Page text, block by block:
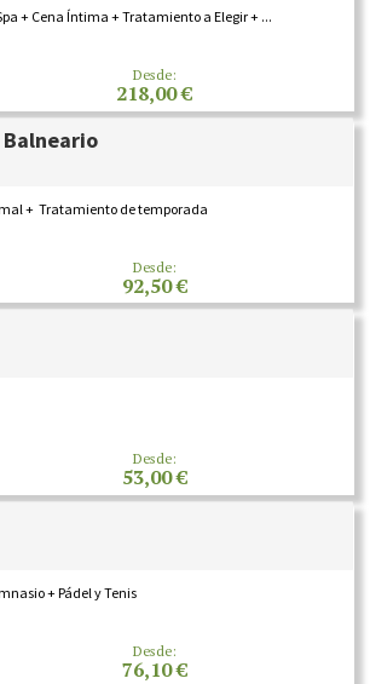
+ Cena Íntima + Tratamiento a Elegir + ...
Desde:
218,00 €
Balneario
+ Tratamiento de temporada
Desde:
92,50 €
Desde:
53,00 €
+ Pádel y Tenis
Desde:
76,10 €